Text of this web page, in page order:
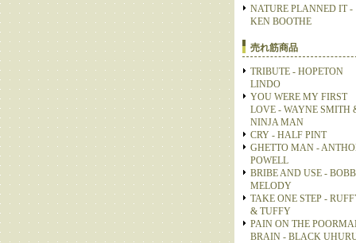
NATURE PLANNED IT -
KEN BOOTHE
売れ筋商品
TRIBUTE - HOPETON
LINDO
YOU WERE MY FIRST
LOVE - WAYNE SMITH
NINJA MAN
CRY - HALF PINT
GHETTO MAN -
POWELL
BRIBE AND USE -
MELODY
TAKE ONE STEP -
& TUFFY
PAIN ON THE
BRAIN - BLACK